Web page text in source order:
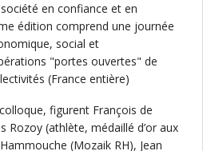
en confiance et en
édition comprend une journée
social et
"portes ouvertes" de
(France entière)
figurent François de
Rozoy (athlète, médaillé d’or aux
(Mozaik RH), Jean